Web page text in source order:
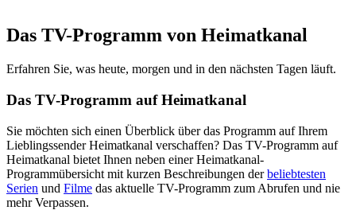
Das TV-Programm von Heimatkanal
Erfahren Sie, was heute, morgen und in den nächsten Tagen läuft.
Das TV-Programm auf Heimatkanal
Sie möchten sich einen Überblick über das Programm auf Ihrem
Lieblingssender Heimatkanal verschaffen? Das TV-Programm auf
Heimatkanal bietet Ihnen neben einer Heimatkanal-
Programmübersicht mit kurzen Beschreibungen derbeliebtesten
Serien und Filme das aktuelle TV-Programm zum Abrufen und nie
mehr Verpassen.